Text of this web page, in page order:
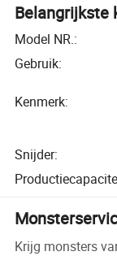
Belangrijkste
Model NR.:
Gebruik:
Kenmerk:
Snijder:
Krijg monsters